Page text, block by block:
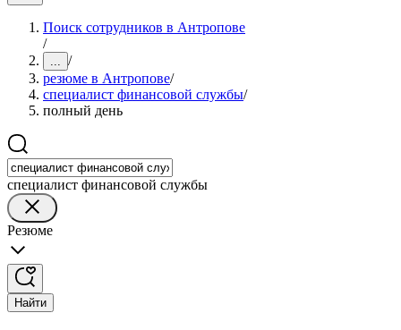
Поиск сотрудников в Антропове
/
... /
резюме в Антропове/
специалист финансовой службы/
полный день
специалист финансовой службы
Резюме
Найти